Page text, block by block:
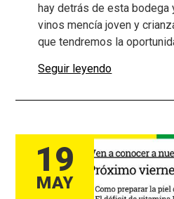
hay detrás de esta bodega
vinos mencía joven y
que tendremos la
Seguir leyendo
19
MAY